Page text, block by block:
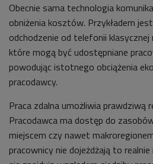
Obecnie sama technologia
obniżenia kosztów. Przykładem
odchodzenie od telefonii
które mogą być udostępniane
powodując istotnego obciążenia
pracodawcy.
Praca zdalna umożliwia prawdziwą
Pracodawca ma dostęp do
miejscem czy nawet
pracownicy nie dojeżdżają to